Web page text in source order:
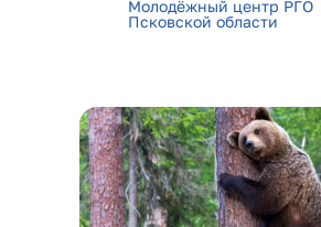
Молодёжный центр РГО
Псковской области